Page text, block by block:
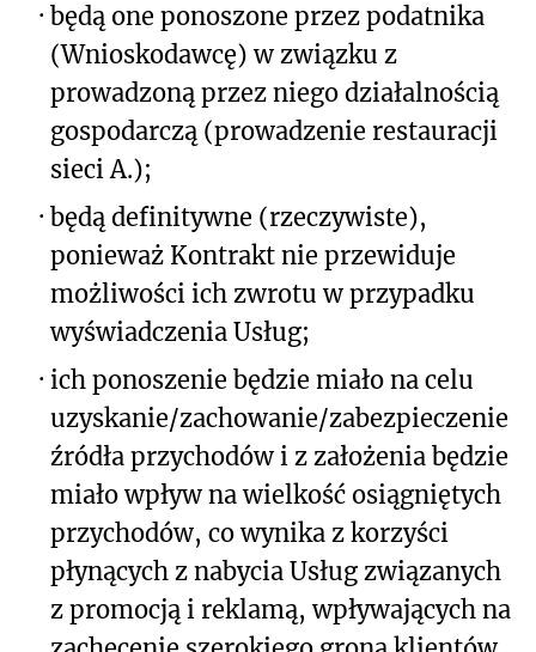
· będą one ponoszone przez podatnika
(Wnioskodawcę) w związku z
prowadzoną przez niego działalnością
gospodarczą (prowadzenie restauracji
sieci A.);
· będą definitywne (rzeczywiste),
ponieważ Kontrakt nie przewiduje
możliwości ich zwrotu w przypadku
wyświadczenia Usług;
· ich ponoszenie będzie miało na celu
uzyskanie/zachowanie/zabezpieczenie
źródła przychodów i z założenia będzie
miało wpływ na wielkość osiągniętych
przychodów, co wynika z korzyści
płynących z nabycia Usług związanych
z promocją i reklamą, wpływających na